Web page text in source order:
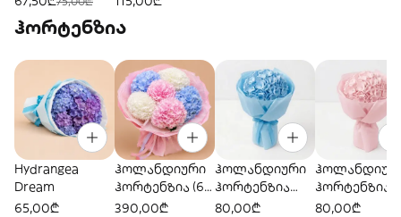
ჰორტენზია
Hydrangea
Dream
65,00₾
ჰოლანდიური
ჰორტენზია (6
ტოტი)
390,00₾
ჰოლანდიური
ჰორტენზია
ცისფერი (1
80,00₾
ჰორტენზია
ვარდისფერი
80,00₾